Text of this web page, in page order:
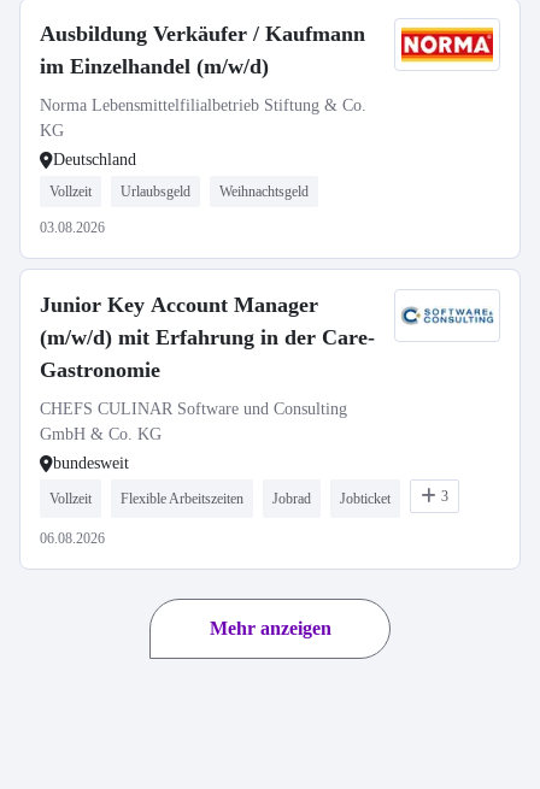
Ausbildung Verkäufer / Kaufmann
im Einzelhandel (m/w/d)
Norma Lebensmittelfilialbetrieb Stiftung & Co.
KG
Deutschland
Vollzeit Urlaubsgeld Weihnachtsgeld
03.08.2026
Junior Key Account Manager
(m/w/d) mit Erfahrung in der Care-
Gastronomie
CHEFS CULINAR Software und Consulting
GmbH & Co. KG
bundesweit
Vollzeit Flexible Arbeitszeiten Jobrad Jobticket 3
06.08.2026
Mehr anzeigen